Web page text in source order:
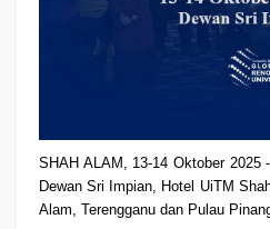
SHAH ALAM, 13-14 Oktober 2025
Dewan Sri Impian, Hotel UiTM
Alam, Terengganu dan Pulau